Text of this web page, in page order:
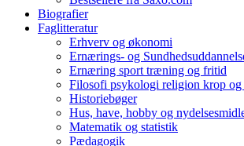
Biografier
Faglitteratur
Erhverv og økonomi
Ernærings- og
Ernæring sport træning og fritid
Filosofi psykologi religion krop og
Historiebøger
Hus, have, hobby og
Matematik og statistik
Pædagogik